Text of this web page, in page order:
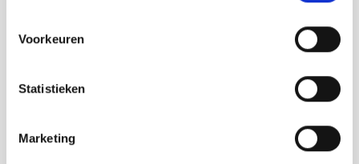
Voorkeuren
Statistieken
Marketing